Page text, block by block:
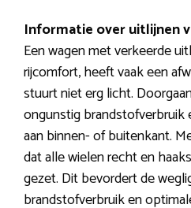
Informatie over uitlijnen
Een wagen met verkeerde
rijcomfort, heeft vaak een
stuurt niet erg licht.
ongunstig brandstofverbruik
aan binnen- of buitenkant.
dat alle wielen recht en
gezet. Dit bevordert de
brandstofverbruik en